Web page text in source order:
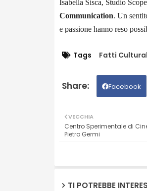
Isabella Sisca, Studio
Communication. Un
e passione hanno reso
Tags Fatti
Facebook
VECCHIA
Centro Sperimentale di
Pietro Germi
TI POTREBBE